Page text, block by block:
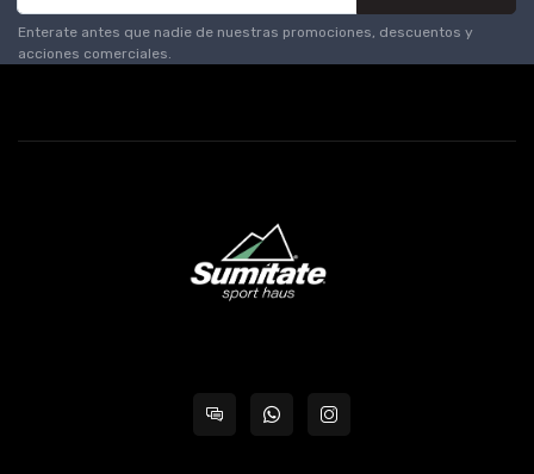
Enterate antes que nadie de nuestras promociones, descuentos y
acciones comerciales.